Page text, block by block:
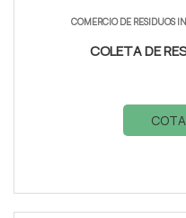
COMERCIO DE RESIDUOS
COLETA DE